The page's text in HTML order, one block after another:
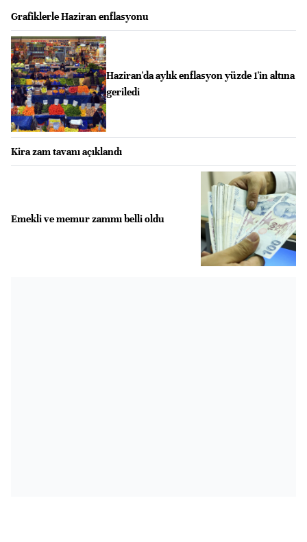
Grafiklerle Haziran enflasyonu
Haziran'da aylık enflasyon yüzde 1'in altına
geriledi
Kira zam tavanı açıklandı
Emekli ve memur zammı belli oldu